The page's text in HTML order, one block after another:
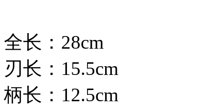
全长：28cm
刃长：15.5cm
柄长：12.5cm